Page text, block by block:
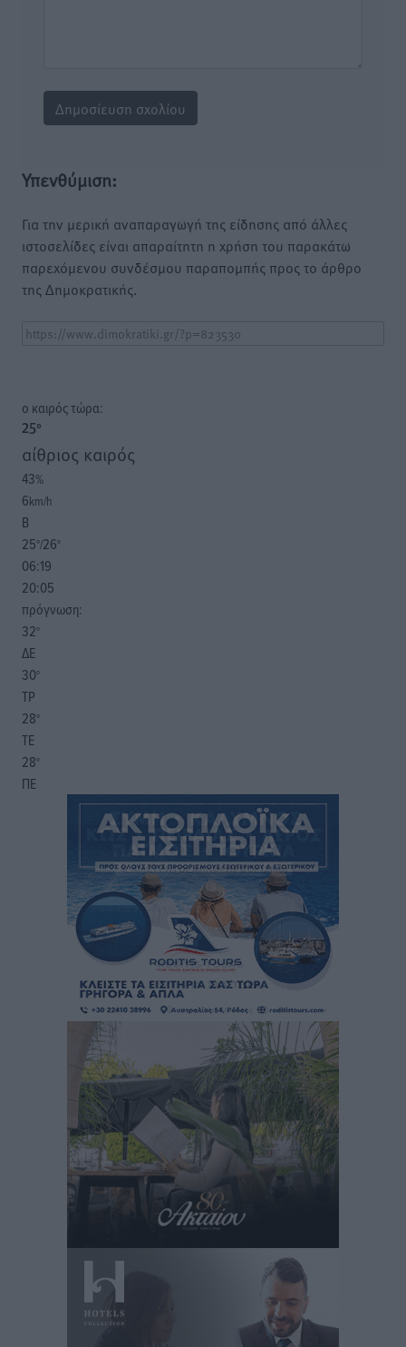
Υπενθύμιση:
Για την μερική αναπαραγωγή της είδησης από άλλες
ιστοσελίδες είναι απαραίτητη η χρήση του παρακάτω
παρεχόμενου συνδέσμου παραπομπής προς το άρθρο
της Δημοκρατικής.
o καιρός τώρα:
25°
αίθριος καιρός
43%
6km/h
Β
25°/26°
06:19
20:05
πρόγνωση:
32°
ΔΕ
30°
ΤΡ
28°
ΤΕ
28°
ΠΕ